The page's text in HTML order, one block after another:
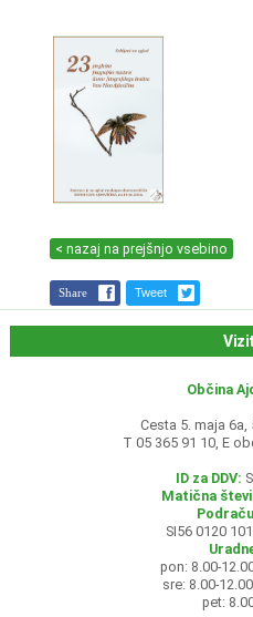
< nazaj na prejšnjo vsebino
Share Tweet
Občina
Cesta 5. maja 6a,
T 05 365 91 10, E
ID za DDV:
Matična
SI56 0120
pon: 8.00-
sre: 8.00-
pet: